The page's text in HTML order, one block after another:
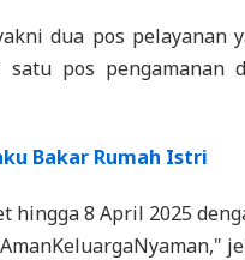
dua pos pelayanan
pos pengamanan
Bakar Rumah Istri
8 April 2025